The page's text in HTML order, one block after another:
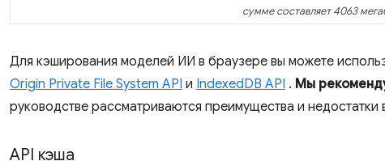
сумме составляет 4063
Для кэширования моделей ИИ в браузере вы можете
Origin Private File System API и IndexedDB API . Мы
руководстве рассматриваются преимущества и недостатки
API кэша